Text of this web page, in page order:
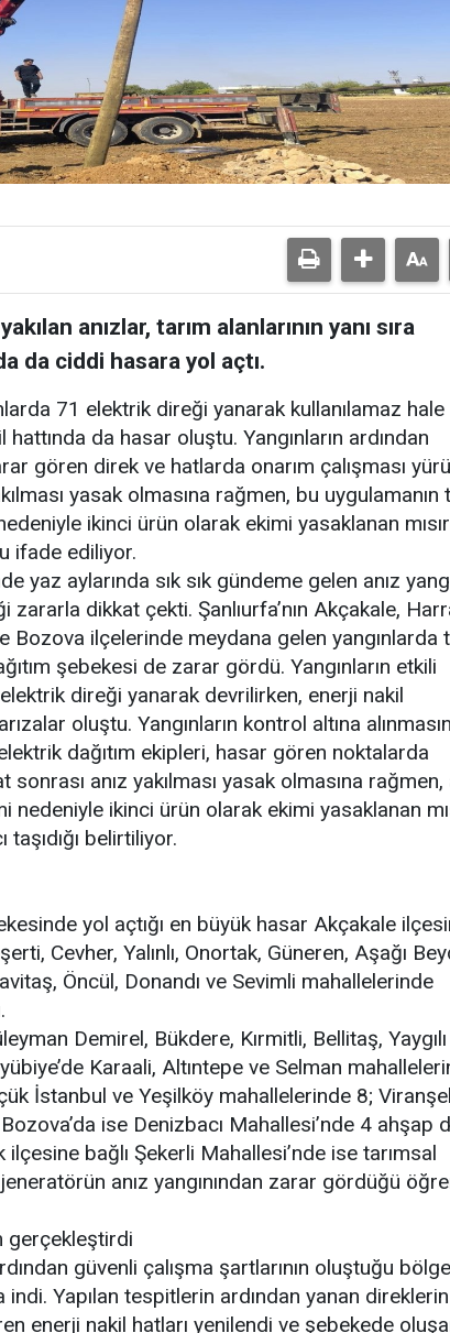
anızlar, tarım alanlarının yanı sıra
da ciddi hasara yol açtı.
71 elektrik direği yanarak kullanılamaz hale
da hasar oluştu. Yangınların ardından
gören direk ve hatlarda onarım çalışması
yasak olmasına rağmen, bu uygulamanın
ikinci ürün olarak ekimi yasaklanan
ifade ediliyor.
yaz aylarında sık sık gündeme gelen anız
zararla dikkat çekti. Şanlıurfa’nın Akçakale,
Bozova ilçelerinde meydana gelen yangınlarda
şebekesi de zarar gördü. Yangınların etkili
direği yanarak devrilirken, enerji nakil
oluştu. Yangınların kontrol altına
dağıtım ekipleri, hasar gören noktalarda
anız yakılması yasak olmasına rağmen,
nedeniyle ikinci ürün olarak ekimi yasaklanan
taşıdığı belirtiliyor.
yol açtığı en büyük hasar Akçakale
Cevher, Yalınlı, Onortak, Güneren, Aşağı
Öncül, Donandı ve Sevimli mahallelerinde
Demirel, Bükdere, Kırmitli, Bellitaş,
Karaali, Altıntepe ve Selman
İstanbul ve Yeşilköy mahallelerinde 8;
ise Denizbacı Mahallesi’nde 4 ahşap
bağlı Şekerli Mahallesi’nde ise tarımsal
anız yangınından zarar gördüğü
gerçekleştirdi
güvenli çalışma şartlarının oluştuğu
indi. Yapılan tespitlerin ardından yanan direklerin
enerji nakil hatları yenilendi ve şebekede